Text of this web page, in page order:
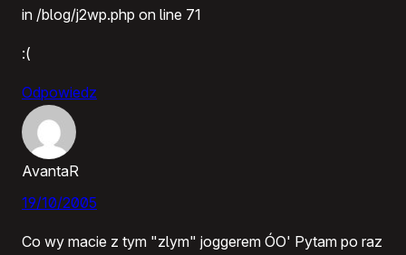
in /blog/j2wp.php on line 71
:(
Odpowiedz
AvantaR
19/10/2005
Co wy macie z tym "zlym" joggerem ÓO' Pytam po raz